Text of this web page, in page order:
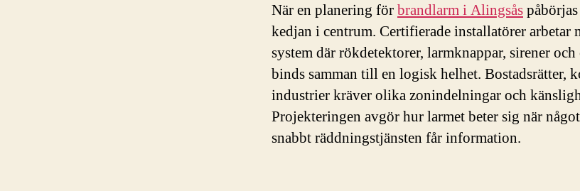
När en planering förbrandlarm i Alingsås
kedjan i centrum. Certifierade installatörer arbetar
system där rökdetektorer, larmknappar, sirener
binds samman till en logisk helhet. Bostadsrätter,
industrier kräver olika zonindelningar och
Projekteringen avgör hur larmet beter sig när
snabbt räddningstjänsten får information.